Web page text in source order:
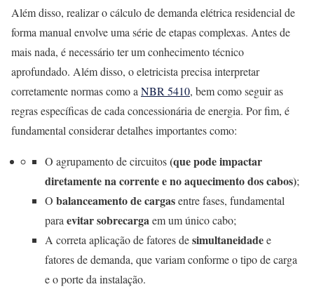
Além disso, realizar o cálculo de demanda elétrica residencial de
forma manual envolve uma série de etapas complexas. Antes de
mais nada, é necessário ter um conhecimento técnico
aprofundado. Além disso, o eletricista precisa interpretar
corretamente normas como a NBR 5410, bem como seguir as
regras específicas de cada concessionária de energia. Por fim, é
fundamental considerar detalhes importantes como:
O agrupamento de circuitos(que pode impactar
diretamente na corrente e no aquecimento dos cabos);
O balanceamento de cargasentre fases, fundamental
para evitar sobrecarga em um único cabo;
A correta aplicação de fatores desimultaneidadee
fatores de demanda, que variam conforme o tipo de carga
e o porte da instalação.